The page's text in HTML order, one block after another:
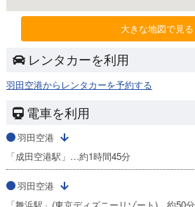
大きな地図で見る
レンタカーを利用
羽田空港からレンタカーを予約する
電車を利用
羽田空港
「成田空港駅」…約1時間45分
羽田空港
「舞浜駅」(東京ディズニーリゾート)…約50分